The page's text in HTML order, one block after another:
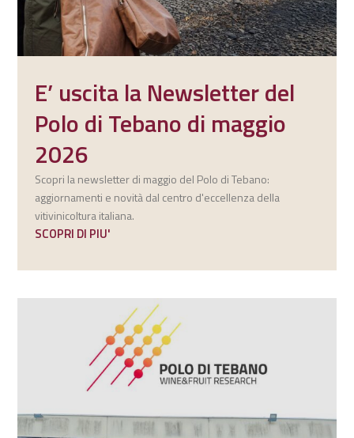
E’ uscita la Newsletter del
Polo di Tebano di maggio
2026
Scopri la newsletter di maggio del Polo di Tebano:
aggiornamenti e novità dal centro d'eccellenza della
vitivinicoltura italiana.
SCOPRI DI PIU'